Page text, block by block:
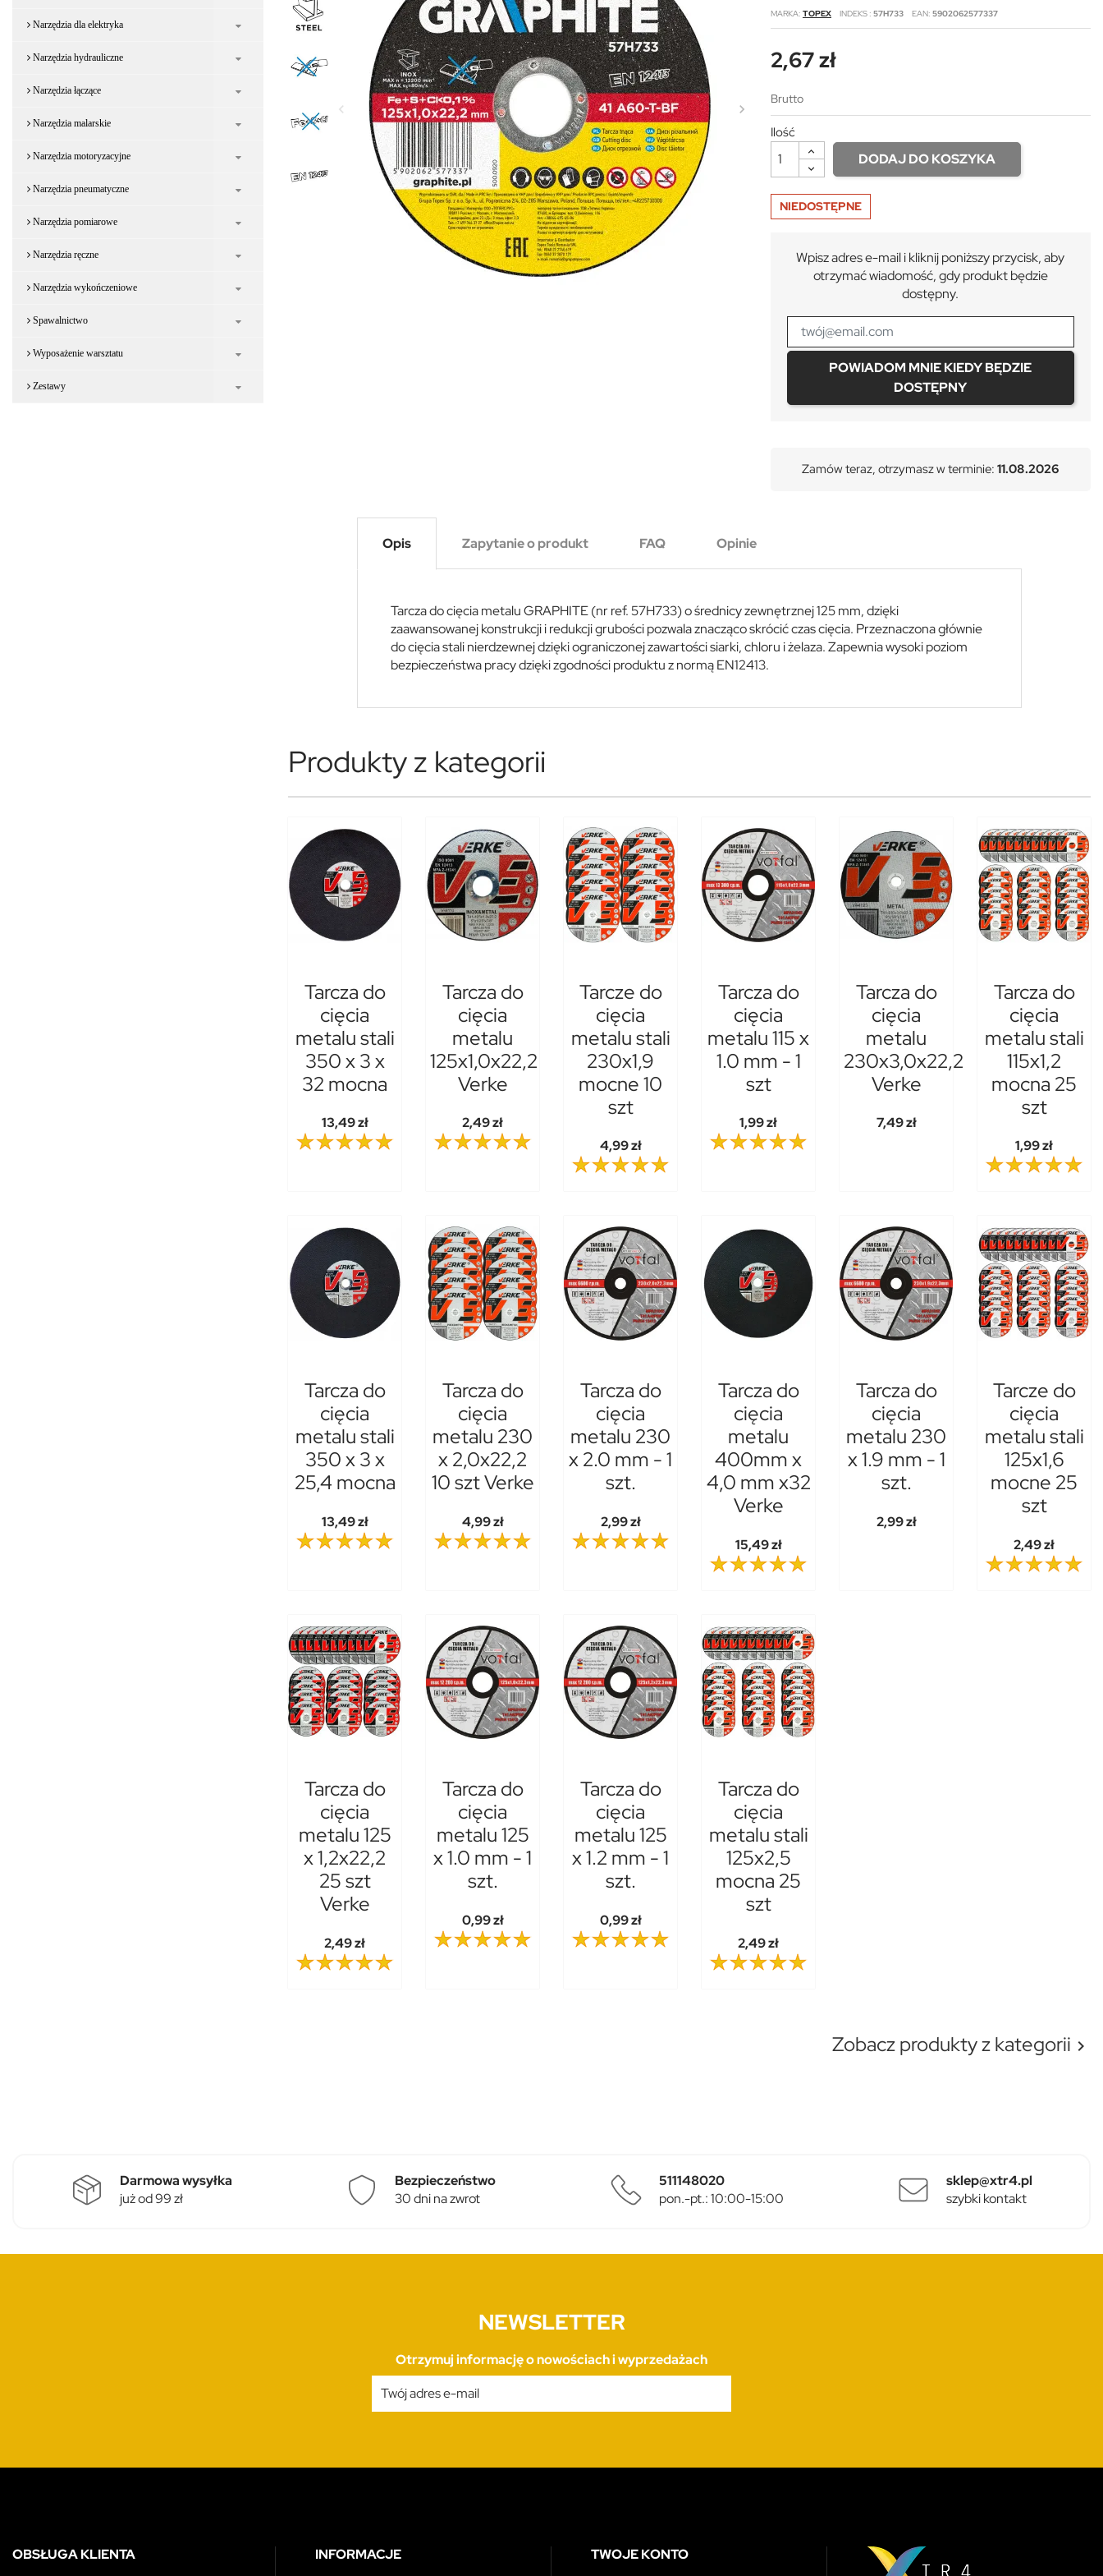
Narzędzia dla elektryka
Narzędzia hydrauliczne
Narzędzia łączące
Narzędzia malarskie
Narzędzia motoryzacyjne
Narzędzia pneumatyczne
Narzędzia pomiarowe
Narzędzia ręczne
Narzędzia wykończeniowe
Spawalnictwo
Wyposażenie warsztatu
Zestawy
MARKA TOPEX INDEKS 57H733 EAN 5902062577337
2,67 zł
Brutto
Ilość
DODAJ DO KOSZYKA
NIEDOSTĘPNE
Wpisz adres e-mail i kliknij poniższy przycisk, aby
otrzymać wiadomość, gdy produkt będzie
dostępny.
POWIADOM MNIE KIEDY BĘDZIE
DOSTĘPNY
Zamów teraz, otrzymasz w terminie: 11.08.2026
Opis Zapytanie o produkt FAQ Opinie
Tarcza do cięcia metalu GRAPHITE (nr ref. 57H733) o średnicy zewnętrznej 125 mm, dzięki
zaawansowanej konstrukcji i redukcji grubości pozwala znacząco skrócić czas cięcia. Przeznaczona głównie
do cięcia stali nierdzewnej dzięki ograniczonej zawartości siarki, chloru i żelaza. Zapewnia wysoki poziom
bezpieczeństwa pracy dzięki zgodności produktu z normą EN12413.
Produkty z kategorii
Tarcza do
cięcia
metalu stali
350 x 3 x
32 mocna
13,49 zł
Tarcza do
cięcia
metalu
125x1,0x22,2
Verke
2,49 zł
Tarcze do
cięcia
metalu stali
230x1,9
mocne 10
szt
4,99 zł
Tarcza do
cięcia
metalu 115 x
1.0 mm - 1
szt
1,99 zł
Tarcza do
cięcia
metalu
230x3,0x22,2
Verke
7,49 zł
Tarcza do
cięcia
metalu stali
115x1,2
mocna 25
szt
1,99 zł
Tarcza do
cięcia
metalu stali
350 x 3 x
25,4 mocna
13,49 zł
Tarcza do
cięcia
metalu 230
x 2,0x22,2
10 szt Verke
4,99 zł
Tarcza do
cięcia
metalu 230
x 2.0 mm - 1
szt.
2,99 zł
Tarcza do
cięcia
metalu
400mm x
4,0 mm x32
Verke
15,49 zł
Tarcza do
cięcia
metalu 230
x 1.9 mm - 1
szt.
2,99 zł
Tarcze do
cięcia
metalu stali
125x1,6
mocne 25
szt
2,49 zł
Tarcza do
cięcia
metalu 125
x 1,2x22,2
25 szt
Verke
2,49 zł
Tarcza do
cięcia
metalu 125
x 1.0 mm - 1
szt.
0,99 zł
Tarcza do
cięcia
metalu 125
x 1.2 mm - 1
szt.
0,99 zł
Tarcza do
cięcia
metalu stali
125x2,5
mocna 25
szt
2,49 zł
Zobacz produkty z kategorii 
Darmowa wysyłka
już od 99 zł
Bezpieczeństwo
30 dni na zwrot
511148020
pon.-pt.: 10:00-15:00
sklep@xtr4.pl
szybki kontakt
NEWSLETTER
Otrzymuj informację o nowościach i wyprzedażach
OBSŁUGA KLIENTA INFORMACJE TWOJE KONTO